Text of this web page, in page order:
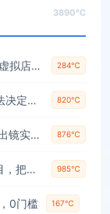
3890℃
小红书虚拟店铺拆解社群，每天拆解一个虚拟店，简单实用(赠送小红书虚拟教程) 284℃
多多特训营【5-7月】产品决定上限，方法决定下限，各种玩法技巧落地实操 820℃
抖音快手财神爷AI智能直播间，无需真人出镜实时互动，不封号礼物打赏赚到手软 876℃
全网走红！GitHub上6.7K Star的开源项目，把任何书、长视频、播客蒸馏成AI工具，值得收藏 cangjie-skill 985℃
0门槛 167℃